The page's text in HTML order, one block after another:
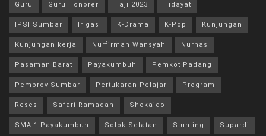
Guru Guru Honorer Haji 2023 Hidayat
IPSI Sumbar Irigasi K-Drama K-Pop Kunjungan
Kunjungan kerja Nurfirman Wansyah Nurnas
Pasaman Barat Payakumbuh Pemkot Padang
Pemprov Sumbar Pertukaran Pelajar Program
Reses Safari Ramadan Shokaido
SMA 1 Payakumbuh Solok Selatan Stunting Supardi